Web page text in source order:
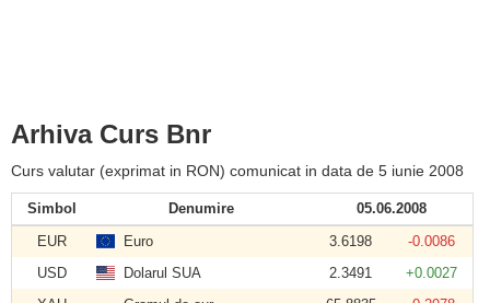
Arhiva Curs Bnr
Curs valutar (exprimat in RON) comunicat in data de 5 iunie 2008
Simbol Denumire
05.06.2008
EUR
Euro 3.6198
-0.0086
USD
Dolarul SUA 2.3491
+0.0027